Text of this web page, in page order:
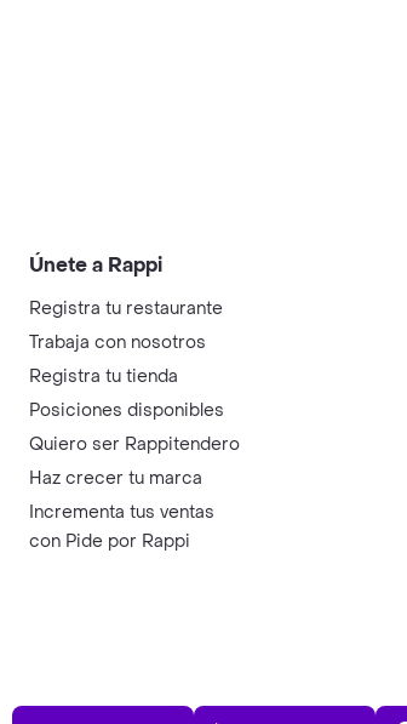
Únete a Rappi
Registra tu restaurante
Trabaja con nosotros
Registra tu tienda
Posiciones disponibles
Quiero ser Rappitendero
Haz crecer tu marca
Incrementa tus ventas
con Pide por Rappi
App Store Play Store